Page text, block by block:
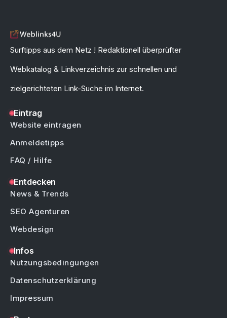
Surftipps aus dem Netz ! Redaktionell überprüfter
Webkatalog & Linkverzeichnis zur schnellen und
zielgerichteten Link-Suche im Internet.
Eintrag
Website eintragen
Anmeldetipps
FAQ / Hilfe
Entdecken
News & Trends
SEO Agenturen
Webdesign
Infos
Nutzungsbedingungen
Datenschutzerklärung
Impressum